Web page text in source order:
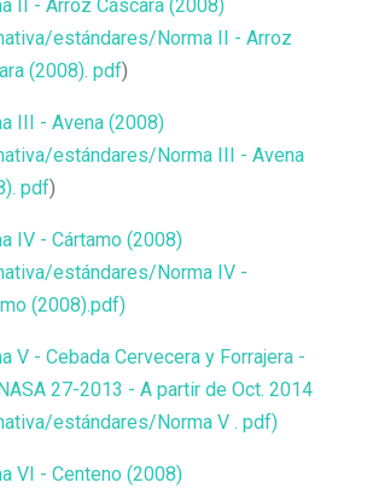
II - Arroz Cáscara (2008)
estándares/Norma II - Arroz
(2008). pdf)
III - Avena (2008)
estándares/Norma III - Avena
pdf)
IV - Cártamo (2008)
estándares/Norma IV -
(2008).pdf)
V - Cebada Cervecera y Forrajera -
27-2013 - A partir de Oct. 2014
estándares/Norma V . pdf)
VI - Centeno (2008)